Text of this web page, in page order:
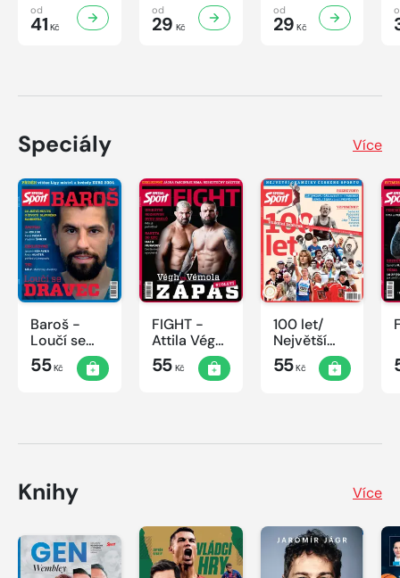
od
41 Kč
od
29 Kč
od
29 Kč
Speciály Více
Baroš -
Loučí se
dravec
55Kč
FIGHT -
Attila Végh
vs. Karlos
Vémola
55Kč
100 let/
Největší
okamžiky
českého
55Kč
Knihy Více